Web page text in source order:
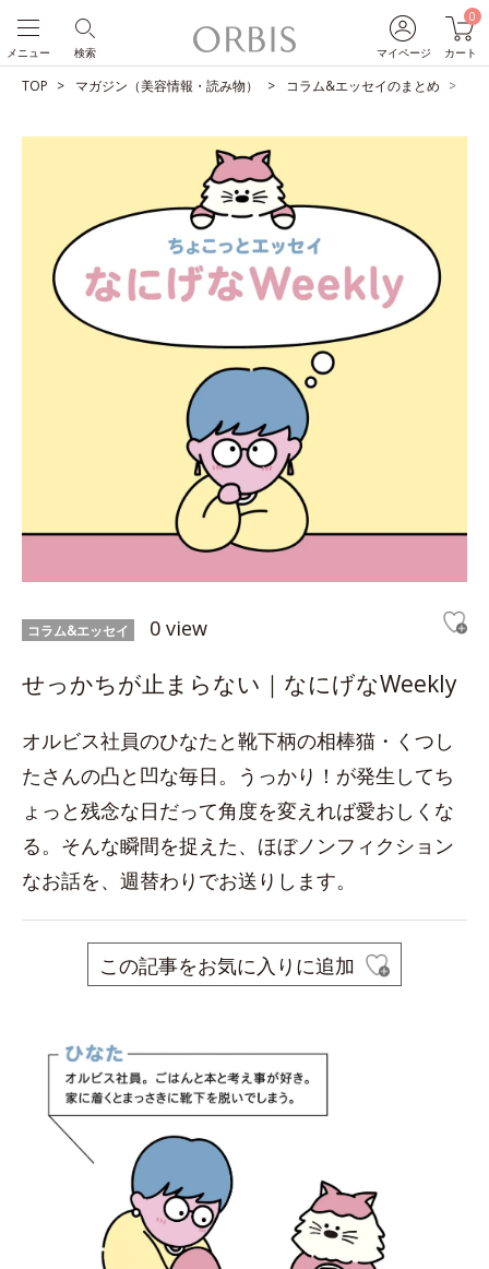
マイページ
0
カート
検索
メニュー
TOP マガジン（美容情報・読み物） コラム&エッセイのまとめ
コラム&エッセイ 0 view
せっかちが止まらない｜なにげなWeekly
オルビス社員のひなたと靴下柄の相棒猫・くつし
たさんの凸と凹な毎日。うっかり！が発生してち
ょっと残念な日だって角度を変えれば愛おしくな
る。そんな瞬間を捉えた、ほぼノンフィクション
なお話を、週替わりでお送りします。
この記事をお気に入りに追加